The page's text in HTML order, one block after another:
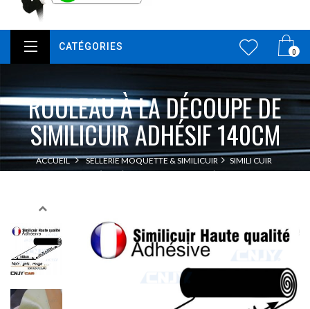
0
CATÉGORIES
ROULEAU À LA DÉCOUPE DE
SIMILICUIR ADHÉSIF 140CM
ACCUEIL SELLERIE MOQUETTE & SIMILICUIR SIMILI CUIR